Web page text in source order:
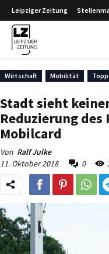
Leipziger Zeitung
Wirtschaft Mobilität
Stadt sieht
Reduzierung des
Mobilcard
Von Ralf Julke
11. Oktober 2018
0